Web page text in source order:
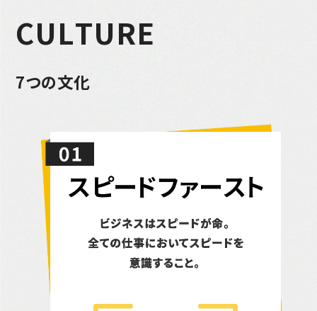
CULTURE
7つの文化